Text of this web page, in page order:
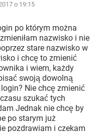
o 19:15
po którym można
nazwisko i nie
stare nazwisko w
i chcę to zmienić
i wiem, każdy
swoją dowolną
Nie chcę zmienić
szukać tych
Jednak nie chcę by
po starym już
pozdrawiam i czekam